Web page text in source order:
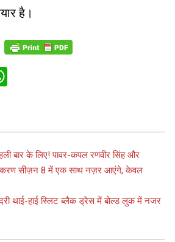
है।
बार के लिए! पावर-कपल रणवीर सिंह और
करण सीज़न 8 में एक साथ नज़र आएंगे, केवल
थाई-हाई स्लिट ब्लैक ड्रेस में बोल्ड लुक में नजर